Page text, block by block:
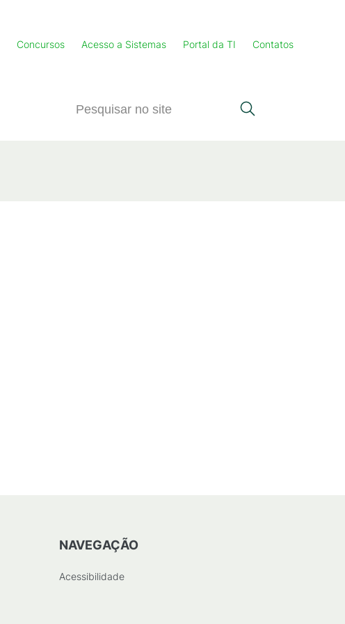
Concursos Acesso a Sistemas Portal da TI Contatos
NAVEGAÇÃO
Acessibilidade